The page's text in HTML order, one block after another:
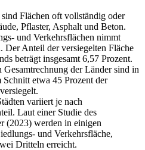
Flächen oft vollständig oder
Pflaster, Asphalt und Beton.
und Verkehrsflächen nimmt
Der Anteil der versiegelten Fläche
beträgt insgesamt 6,57 Prozent.
der Länder sind in
etwa 45 Prozent der
variiert je nach
Laut einer Studie des
(2023) werden in einigen
und Verkehrsfläche,
Dritteln erreicht.